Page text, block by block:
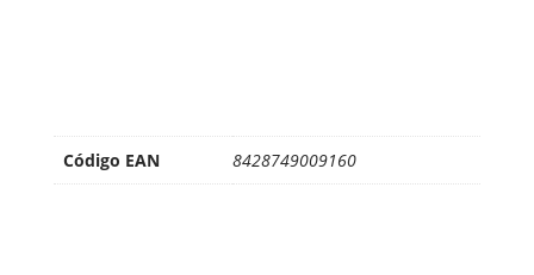
Código EAN 8428749009160